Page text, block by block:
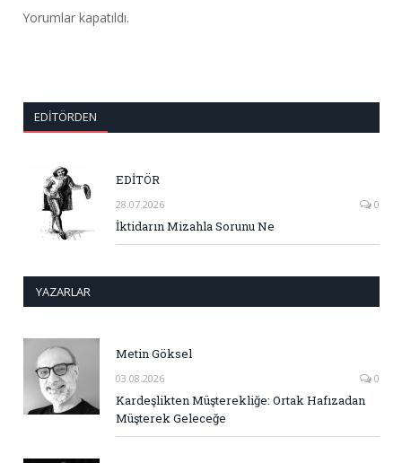
Yorumlar kapatıldı.
EDITÖRDEN
EDİTÖR
28.07.2026 0
İktidarın Mizahla Sorunu Ne
YAZARLAR
Metin Göksel
03.08.2026 0
Kardeşlikten Müşterekliğe: Ortak Hafızadan
Müşterek Geleceğe